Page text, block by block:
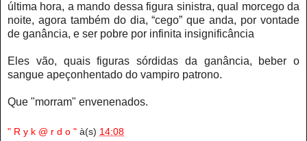
última hora, a mando dessa figura sinistra, qual morcego da
noite, agora também do dia, “cego” que anda, por vontade
de ganância, e ser pobre por infinita insignificância
Eles vão, quais figuras sórdidas da ganância, beber o
sangue apeçonhentado do vampiro patrono.
Que "morram" envenenados.
" R y k @ r d o " à(s) 14:08